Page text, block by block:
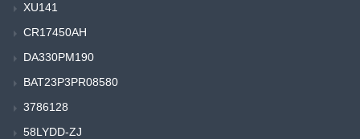
XU141
CR17450AH
DA330PM190
BAT23P3PR08580
3786128
58LYDD-ZJ